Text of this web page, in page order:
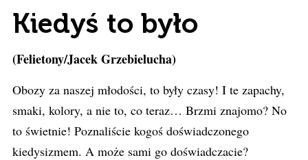
Kiedyś to było
(Felietony/Jacek Grzebielucha)
Obozy za naszej młodości, to były czasy! I te zapachy,
smaki, kolory, a nie to, co teraz… Brzmi znajomo? No
to świetnie! Poznaliście kogoś doświadczonego
kiedysizmem. A może sami go doświadczacie?